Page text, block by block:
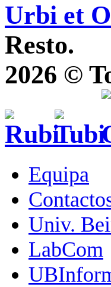
Urbi et
Resto.
2026 ©
Equipa
Univ.
LabCom